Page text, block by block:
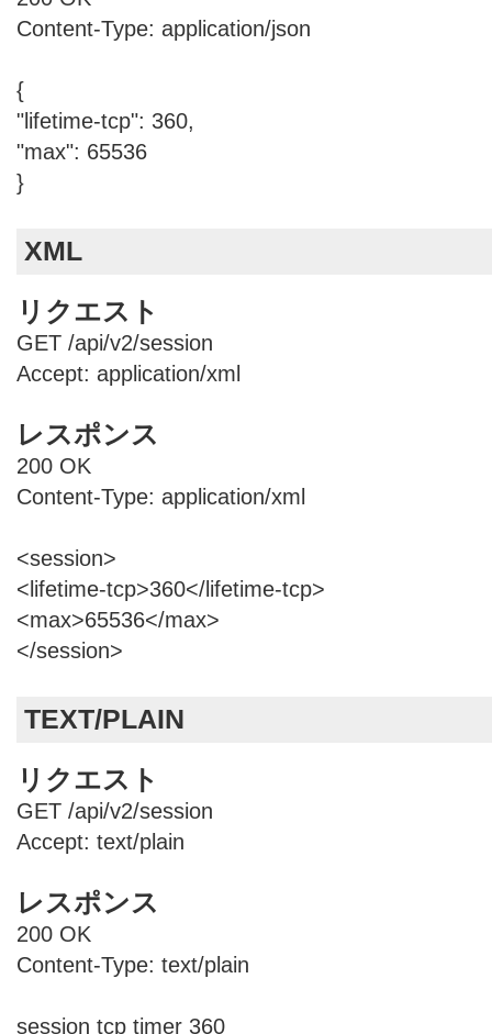
Content-Type: application/json
{
"lifetime-tcp": 360,
"max": 65536
}
XML
リクエスト
GET /api/v2/session
Accept: application/xml
レスポンス
200 OK
Content-Type: application/xml
<session>
<lifetime-tcp>360</lifetime-tcp>
<max>65536</max>
</session>
TEXT/PLAIN
リクエスト
GET /api/v2/session
Accept: text/plain
レスポンス
200 OK
Content-Type: text/plain
session tcp timer 360